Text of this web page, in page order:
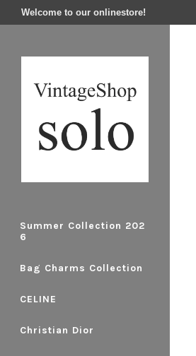
Welcome to our onlinestore!
Summer Collection 202
6
Bag Charms Collection
CELINE
Christian Dior